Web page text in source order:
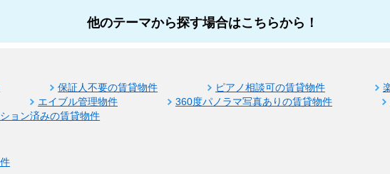
他のテーマから探す場合はこちらから！
保証人不要の賃貸物件 ピアノ相談可の賃貸物件
エイブル管理物件 360度パノラマ写真ありの賃貸物件
ョン済みの賃貸物件